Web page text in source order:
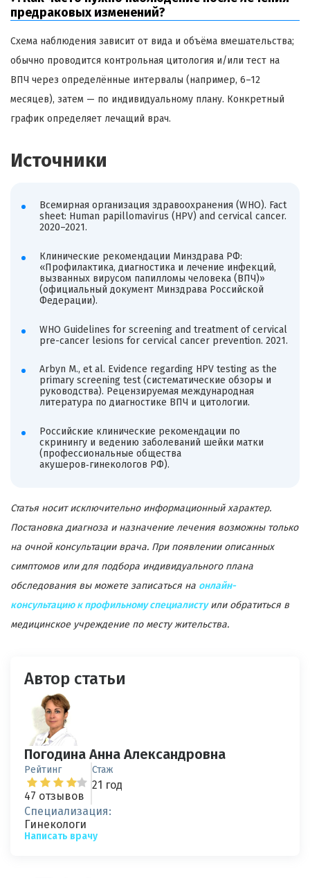
предраковых изменений?
Схема наблюдения зависит от вида и объёма вмешательства;
обычно проводится контрольная цитология и/или тест на
ВПЧ через определённые интервалы (например, 6–12
месяцев), затем — по индивидуальному плану. Конкретный
график определяет лечащий врач.
Источники
Всемирная организация здравоохранения (WHO). Fact
sheet: Human papillomavirus (HPV) and cervical cancer.
2020–2021.
Клинические рекомендации Минздрава РФ:
«Профилактика, диагностика и лечение инфекций,
вызванных вирусом папилломы человека (ВПЧ)»
(официальный документ Минздрава Российской
Федерации).
WHO Guidelines for screening and treatment of cervical
pre-cancer lesions for cervical cancer prevention. 2021.
Arbyn M., et al. Evidence regarding HPV testing as the
primary screening test (систематические обзоры и
руководства). Рецензируемая международная
литература по диагностике ВПЧ и цитологии.
Российские клинические рекомендации по
скринингу и ведению заболеваний шейки матки
(профессиональные общества
акушеров‑гинекологов РФ).
Статья носит исключительно информационный характер.
Постановка диагноза и назначение лечения возможны только
на очной консультации врача. При появлении описанных
симптомов или для подбора индивидуального плана
обследования вы можете записаться на онлайн-
консультацию к профильному специалистуили обратиться в
медицинское учреждение по месту жительства.
Автор статьи
Погодина Анна Александровна
Рейтинг
47 отзывов
Стаж
21 год
Специализация:
Гинекологи
Написать врачу